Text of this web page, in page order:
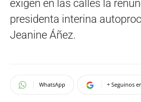
exigen en las calles la
presidenta interina
Jeanine Áñez.
WhatsApp + Seguinos